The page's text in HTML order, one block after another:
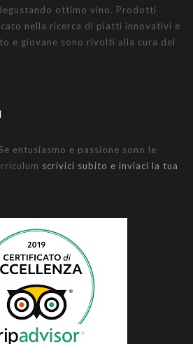
ottimo vino. Prodotti
nella ricerca di piatti innovativi e
e giovane sono rivolti alla cura del
entusiasmo e passione sono le
scrivici subito e inviaci la tua